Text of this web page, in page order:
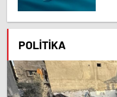
POLITIKA